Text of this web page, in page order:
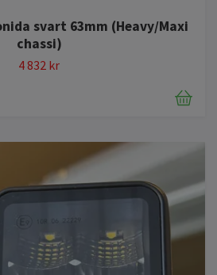
svart 63mm (Heavy/Maxi
chassi)
4 832 kr